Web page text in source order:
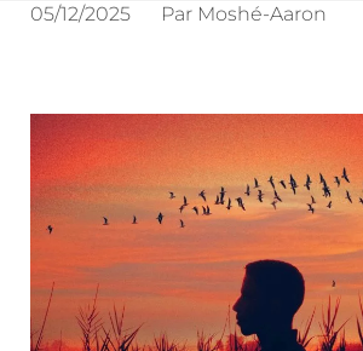
05/12/2025 Par Moshé-Aaron